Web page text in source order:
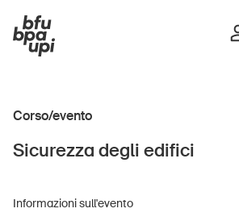
Sport e attività fisica
Edifici e impianti
Corso/evento
Sicurezza degli edifici
Informazioni sull'evento